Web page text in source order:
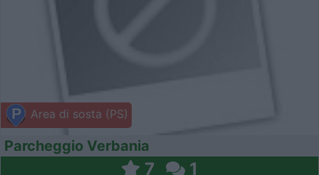
Area di sosta (PS)
Parcheggio Verbania
7 1